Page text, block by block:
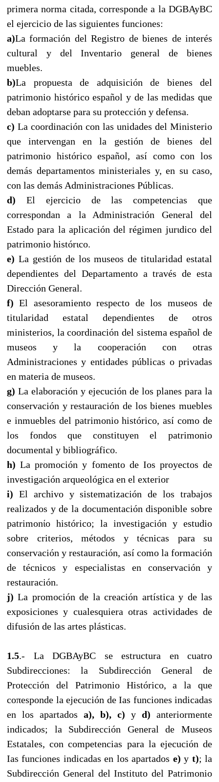
primera norma citada, corresponde a la DGBAyBC
el ejercicio de las siguientes funciones:
a)La formación del Registro de bienes de interés
cultural y del Inventario general de bienes
muebles.
b)La propuesta de adquisición de bienes del
patrimonio histórico español y de las medidas que
deban adoptarse para su protección y defensa.
c) La coordinación con las unidades del Ministerio
que intervengan en la gestión de bienes del
patrimonio histórico español, así como con los
demás departamentos ministeriales y, en su caso,
con las demás Administraciones Públicas.
d) El ejercicio de las competencias que
correspondan a la Administración General del
Estado para la aplicación del régimen jurιdico del
patrimonio histórιco.
e) La gestión de los museos de titularidad estatal
dependientes del Departamento a través de esta
Dirección General.
f) El asesoramiento respecto de los museos de
titularidad estatal dependientes de otros
ministerios, la coordinación del sistema español de
museos y la cooperación con otras
Administraciones y entidades públicas o privadas
en materia de museos.
g) La elaboración y ejecución de los planes para la
conservación y restauración de los bienes muebles
e inmuebles del patrimonio histórico, así como de
los fondos que constituyen el patrimonio
documental y bibliográfico.
h) La promoción y fomento de Ios proyectos de
investigación arqueológica en el exterior
i) El archivo y sistematización de los trabajos
realizados y de la documentación disponible sobre
patrimonίo histórico; la investigación y estudio
sobre criterios, métodos y técnicas para su
conservación y restauración, así como la formación
de técnicos y especialistas en conservación y
restauración.
j) La promoción de la creación artística y de las
exposiciones y cualesquiera otras actividades de
difusión de las artes plásticas.
1.5.- La DGBAyBC se estructura en cuatro
Subdirecciones: la Subdirección General de
Protección del Patrimonio Histórico, a la que
coπesponde la ejecución de Ias funciones indicadas
en los apartados a), b), c) y d) anteriormente
indicados; la Subdirección General de Museos
Estatales, con competencias para la ejecución de
Ias funciones indicadas en los apartados e) y t); la
Subdirección General del Instituto del Patrimonio